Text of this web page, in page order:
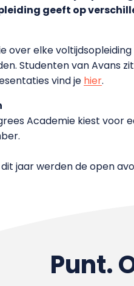
geeft op
over elke
Studenten van Avans
vind je hier.
Academie kiest voor
jaar werden de open
Punt.